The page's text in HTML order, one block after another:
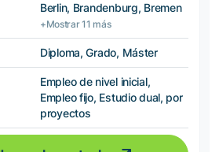
Berlin, Brandenburg, Bremen
+Mostrar 11 más
Diploma, Grado, Máster
Empleo de nivel inicial,
Empleo fijo, Estudio dual, por
proyectos